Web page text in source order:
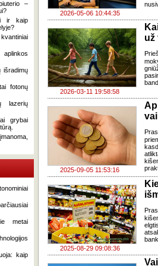
–
ir kaip
išradimų
fotonų
lazerių
grybai
metai
kaip
2026-05-06 10:44:35
2026-03-11 19:58:58
už
2025-09-05 11:53:16
2025-08-29 09:08:36